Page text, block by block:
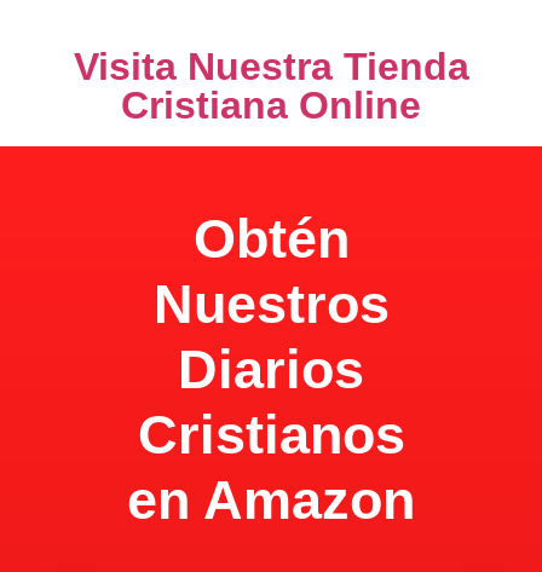
Visita Nuestra Tienda
Cristiana Online
Obtén
Nuestros
Diarios
Cristianos
en Amazon